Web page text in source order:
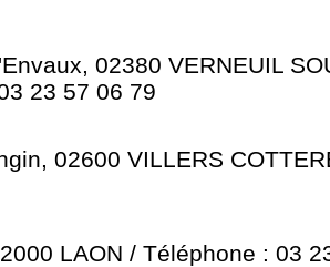
02380 VERNEUIL
23 57 06 79
02600 VILLERS
LAON / Téléphone : 03